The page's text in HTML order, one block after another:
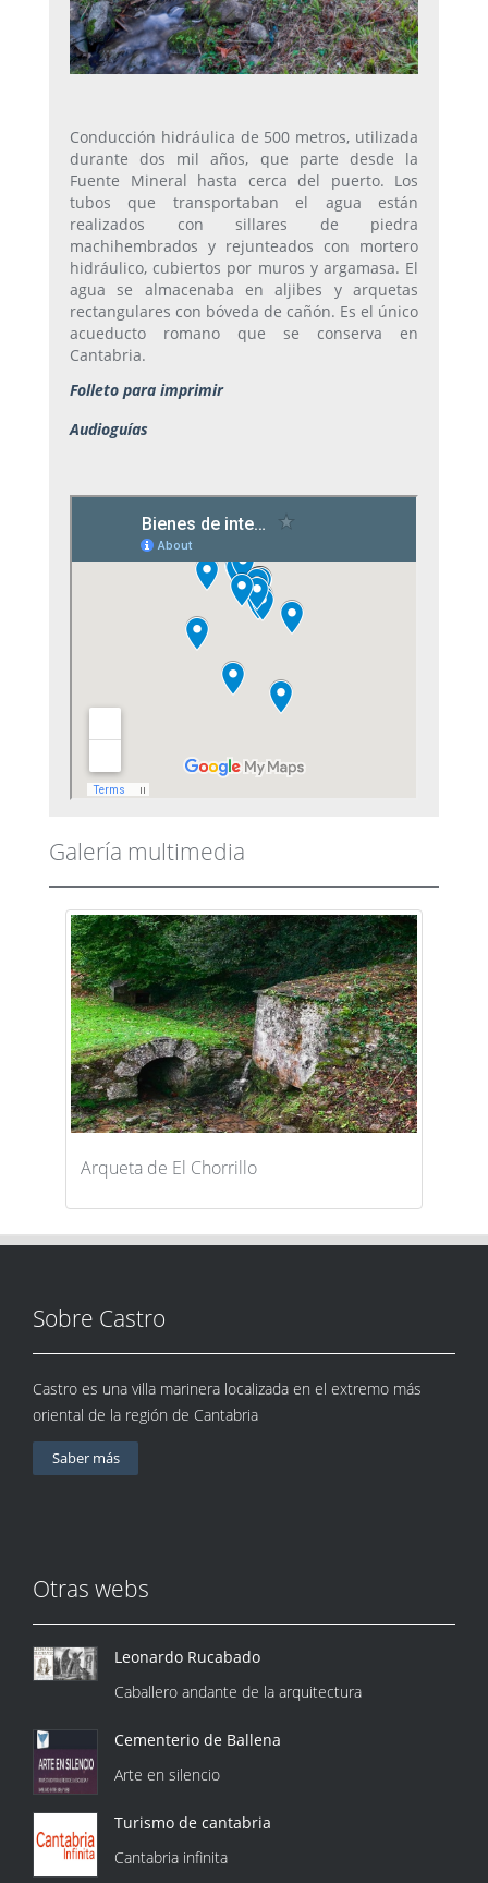
Conducción hidráulica de 500 metros, utilizada
durante dos mil años, que parte desde la
Fuente Mineral hasta cerca del puerto. Los
tubos que transportaban el agua están
realizados con sillares de piedra
machihembrados y rejunteados con mortero
hidráulico, cubiertos por muros y argamasa. El
agua se almacenaba en aljibes y arquetas
rectangulares con bóveda de cañón. Es el único
acueducto romano que se conserva en
Cantabria.
Folleto para imprimir
Audioguías
Galería multimedia
Arqueta de El Chorrillo
Sobre Castro
Castro es una villa marinera localizada en el extremo más
oriental de la región de Cantabria
Saber más
Otras webs
Leonardo Rucabado
Caballero andante de la arquitectura
Cementerio de Ballena
Arte en silencio
Turismo de cantabria
Cantabria infinita